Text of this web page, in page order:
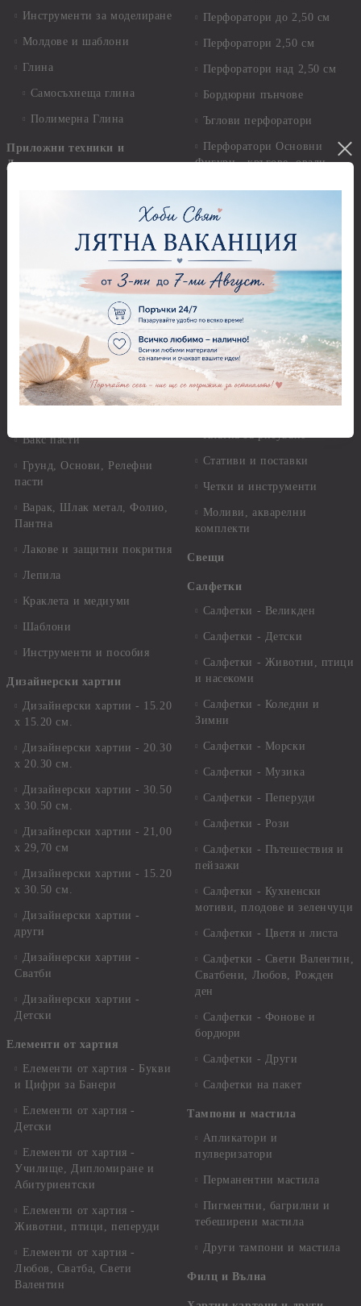
Инструменти за моделиране
Молдове и шаблони
Глина
Самосъхнеща глина
Полимерна Глина
Приложни техники и
Декупаж
Декупажна хартия
Оризова декупажна хартия
А4 - Itd. Collection - 25-30
гр.
Фина оризова декупажна
хартия Stamperia - 21 х
29.см. - 28гр.
Декупажна хартия - Други
Вакс пасти
Грунд, Основи, Релефни
пасти
Варак, Шлак метал, Фолио,
Пантна
Лакове и защитни покрития
Лепила
Краклета и медиуми
Шаблони
Инструменти и пособия
Дизайнерски хартии
Дизайнерски хартии - 15.20
х 15.20 см.
Дизайнерски хартии - 20.30
х 20.30 см.
Дизайнерски хартии - 30.50
х 30.50 см.
Дизайнерски хартии - 21,00
х 29,70 см
Дизайнерски хартии - 15.20
x 30.50 см.
Дизайнерски хартии -
други
Дизайнерски хартии -
Сватби
Дизайнерски хартии -
Детски
Елементи от хартия
Елементи от хартия - Букви
и Цифри за Банери
Елементи от хартия -
Детски
Елементи от хартия -
Училище, Дипломиране и
Абитуриентски
Елементи от хартия -
Животни, птици, пеперуди
Елементи от хартия -
Любов, Сватба, Свети
Валентин
Перфоратори до 2,50 см
Перфоратори 2,50 см
Перфоратори над 2,50 см
Бордюрни пънчове
Ъглови перфоратори
Перфоратори Основни
Фигури - кръгове, овали
Перфоратори - Сърца и
Перфоратори - Цветя, листа
и клонки
Перфоратори - Детски
Перфоратори - Животни
Перфоратори - Коледни и
Зимни
Рисуване
Грунд и почистващи
разтвори
Платна за рисуване
Стативи и поставки
Четки и инструменти
Моливи, акварелни
комплекти
Свещи
Салфетки
Салфетки - Великден
Салфетки - Детски
Салфетки - Животни, птици
и насекоми
Салфетки - Коледни и
Зимни
Салфетки - Морски
Салфетки - Музика
Салфетки - Пеперуди
Салфетки - Рози
Салфетки - Пътешествия и
пейзажи
Салфетки - Кухненски
мотиви, плодове и зеленчуци
Салфетки - Цветя и листа
Салфетки - Свети Валентин,
Сватбени, Любов, Рожден
ден
Салфетки - Фонове и
бордюри
Салфетки - Други
Салфетки на пакет
Тампони и мастила
Апликатори и
пулверизатори
Перманентни мастила
Пигментни, багрилни и
тебеширени мастила
Други тампони и мастила
Филц и Вълна